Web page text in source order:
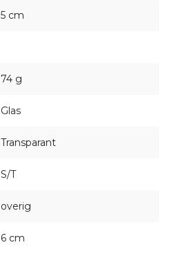
5 cm
74 g
Glas
Transparant
S/T
overig
6 cm